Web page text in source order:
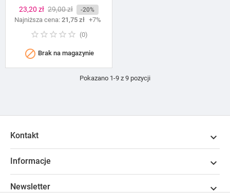
Cena
23,20 zł Cena
podstawowa
29,00 zł -20%
Najniższa cena: 21,75 zł +7%
(0)
 Brak na magazynie
Pokazano 1-9 z 9 pozycji
Kontakt 
Informacje 
Newsletter 